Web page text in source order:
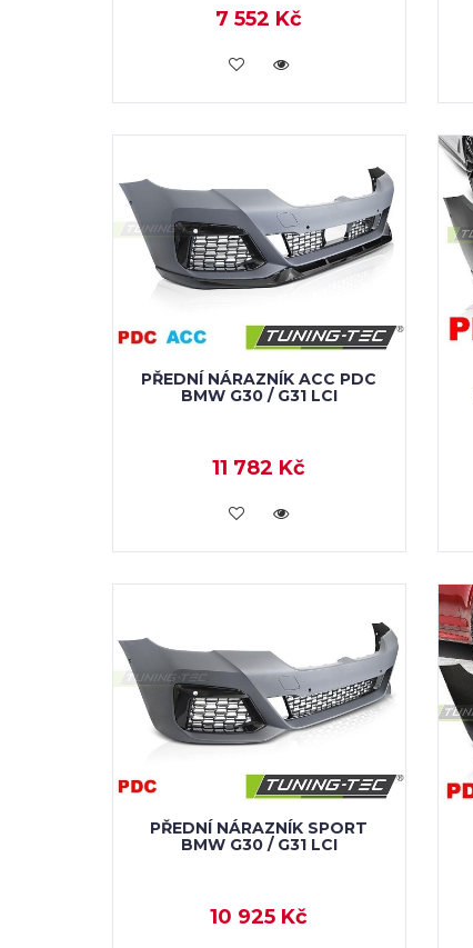
7 552 Kč
KOUPIT
PŘEDNÍ NÁRAZNÍK ACC PDC
BMW G30 / G31 LCI
11 782 Kč
KOUPIT
PŘEDNÍ NÁRAZNÍK SPORT
BMW G30 / G31 LCI
10 925 Kč